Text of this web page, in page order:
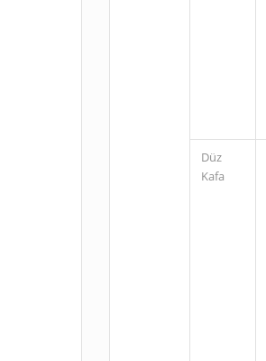
Düz
Kafa